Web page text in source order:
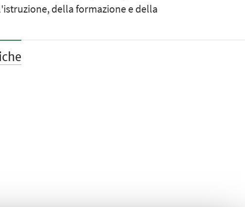
della formazione e della